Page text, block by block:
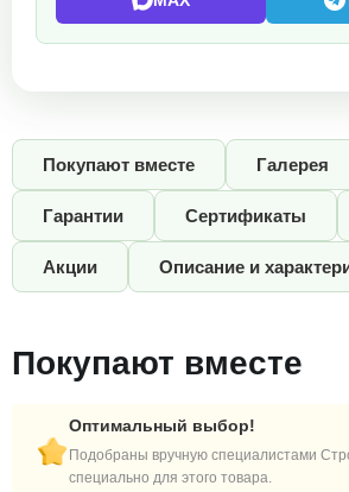
Покупают вместе Галерея
Гарантии Сертификаты
Акции Описание и
Покупают вместе
Оптимальный выбор!
Подобраны вручную специалистами
специально для этого товара.